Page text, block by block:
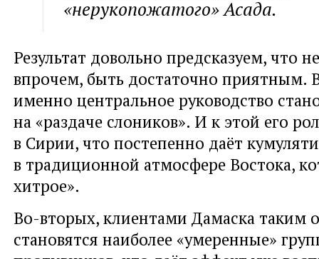
«нерукопожатого» Асада.
Результат довольно предсказуем, что
впрочем, быть достаточно приятным.
именно центральное руководство
на «раздаче слоников». И к этой его
в Сирии, что постепенно даёт
в традиционной атмосфере Востока,
хитрое».
Во-вторых, клиентами Дамаска таким
становятся наиболее «умеренные»